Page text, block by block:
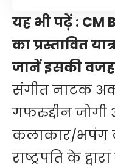
यह भी पढ़ें : CM
का प्रस्तावित
जानें इसकी वजह
संगीत नाटक
गफरुद्दीन जोगी
कलाकार/भपंग
राष्ट्रपति के